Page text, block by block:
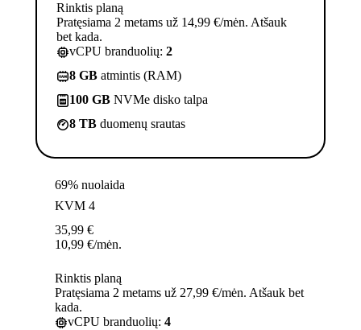
Rinktis planą
Pratęsiama 2 metams už 14,99 €/mėn. Atšauk
bet kada.
vCPU branduolių: 2
8 GB atmintis (RAM)
100 GB NVMe disko talpa
8 TB duomenų srautas
69% nuolaida
KVM 4
35,99 €
10,99 €/mėn.
Rinktis planą
Pratęsiama 2 metams už 27,99 €/mėn. Atšauk bet
kada.
vCPU branduolių: 4